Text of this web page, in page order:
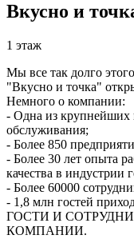
Вкусно и
1 этаж
Мы все так долго
"Вкусно и точка"
Немного о компании:
- Одна из крупнейших
обслуживания;
- Более 850
- Более 30 лет опыта
качества в индустрии
- Более 60000
- 1,8 млн гостей
ГОСТИ И
КОМПАНИИ.